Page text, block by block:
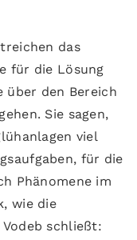
das
für die Lösung
über den Bereich
Sie sagen,
viel
für die
Phänomene im
wie die
schließt: